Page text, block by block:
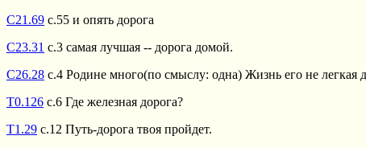
С21.69 с.55 и опять дорога
С23.31 с.3 самая лучшая -- дорога домой.
С26.28 с.4 Родине много(по смыслу: одна) Жизнь его не легкая
Т0.126 с.6 Где железная дорога?
Т1.29 с.12 Путь-дорога твоя пройдет.